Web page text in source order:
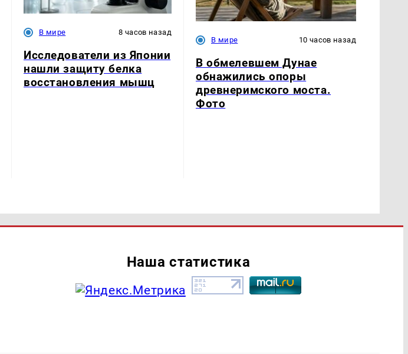
В мире 8 часов назад
Исследователи из Японии
нашли защиту белка
восстановления мышц
В мире 10 часов назад
В обмелевшем Дунае
обнажились опоры
древнеримского моста.
Фото
Наша статистика